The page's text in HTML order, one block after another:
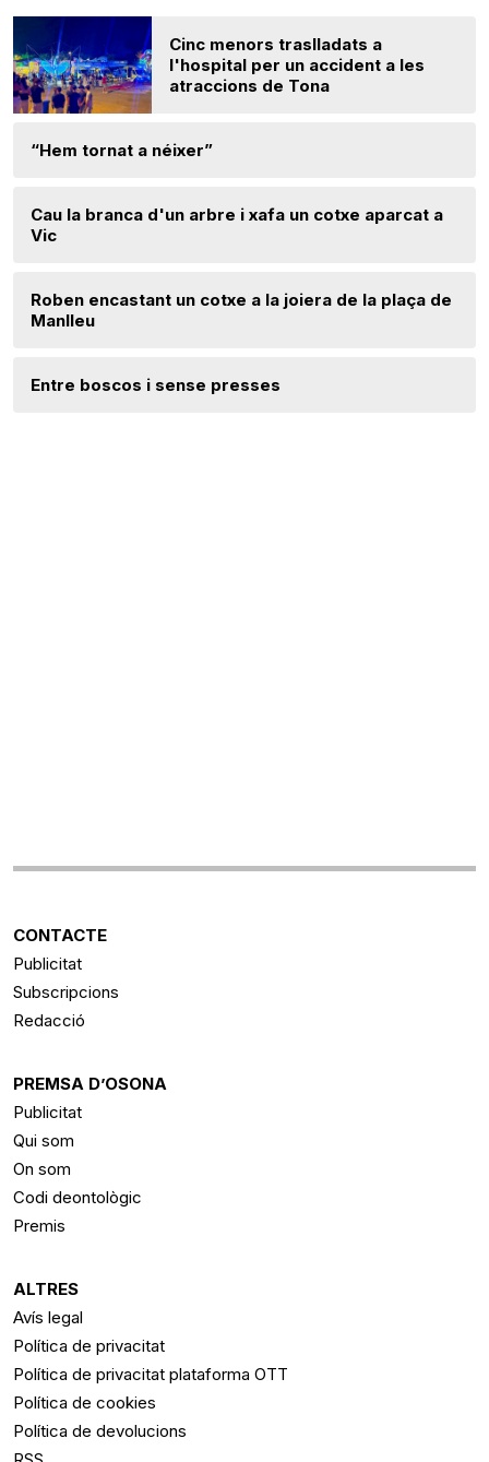
Cinc menors traslladats a
l'hospital per un accident a les
atraccions de Tona
“Hem tornat a néixer”
Cau la branca d'un arbre i xafa un cotxe aparcat a
Vic
Roben encastant un cotxe a la joiera de la plaça de
Manlleu
Entre boscos i sense presses
CONTACTE
Publicitat
Subscripcions
Redacció
PREMSA D’OSONA
Publicitat
Qui som
On som
Codi deontològic
Premis
ALTRES
Avís legal
Política de privacitat
Política de privacitat plataforma OTT
Política de cookies
Política de devolucions